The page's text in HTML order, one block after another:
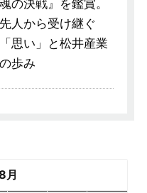
魂の決戦』を鑑賞。
先人から受け継ぐ
「思い」と松井産業
の歩み
月